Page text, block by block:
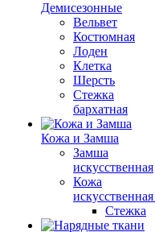
Демисезонные
Вельвет
Костюмная
Лоден
Клетка
Шерсть
Стежка
бархатная
Кожа и Замша
Замша
искусственная
Кожа
искусственная
Стежка